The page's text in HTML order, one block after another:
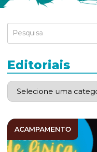
ACAMPAMENTO
Editoriais